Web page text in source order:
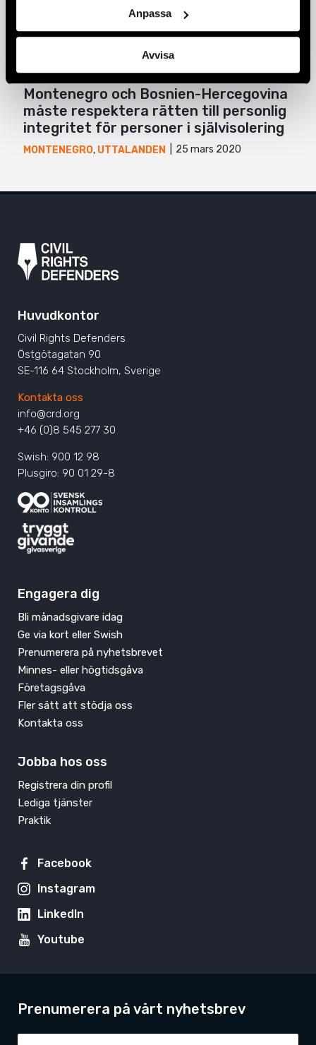
Anpassa
Avvisa
Valresultat tyder på maktskifte i
Montenegro
NYHETER 31 augusti 2020
Montenegro och Bosnien-Hercegovina
måste respektera rätten till personlig
integritet för personer i självisolering
MONTENEGRO, UTTALANDEN 25 mars 2020
Huvudkontor
Civil Rights Defenders
Östgötagatan 90
SE-116 64 Stockholm, Sverige
Kontakta oss
info@crd.org
+46 (0)8 545 277 30
Swish: 900 12 98
Plusgiro: 90 01 29-8
Engagera dig
Bli månadsgivare idag
Ge via kort eller Swish
Prenumerera på nyhetsbrevet
Minnes- eller högtidsgåva
Företagsgåva
Fler sätt att stödja oss
Kontakta oss
Jobba hos oss
Registrera din profil
Lediga tjänster
Praktik
Facebook
Instagram
LinkedIn
Youtube
Prenumerera på vårt nyhetsbrev